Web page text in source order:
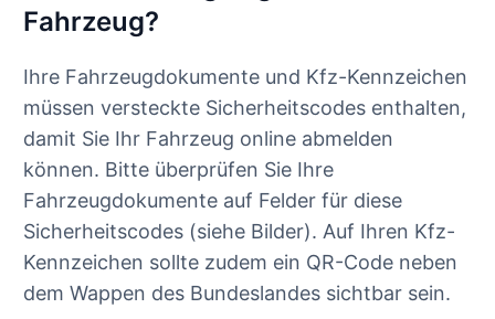
Fahrzeug?
Ihre Fahrzeugdokumente und Kfz-Kennzeichen
müssen versteckte Sicherheitscodes enthalten,
damit Sie Ihr Fahrzeug online abmelden
können. Bitte überprüfen Sie Ihre
Fahrzeugdokumente auf Felder für diese
Sicherheitscodes (siehe Bilder). Auf Ihren Kfz-
Kennzeichen sollte zudem ein QR-Code neben
dem Wappen des Bundeslandes sichtbar sein.